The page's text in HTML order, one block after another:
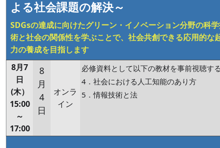
よる社会課題の解決～
SDGsの達成に向けたグリーン・イノベーション分野の科
術と社会の関係性を学ぶことで、社会共創できる応用的な
力の養成を目指します
8月7
日
(木）
15:00
～
17:00
8
月
4
日
オンラ
イン
必修資料として以下の教材を事前視聴す
4．社会における人工知能のあり方
5．情報技術と法